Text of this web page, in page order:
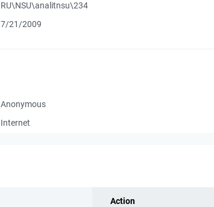
RU\NSU\analitnsu\234
7/21/2009
Anonymous
Internet
Action